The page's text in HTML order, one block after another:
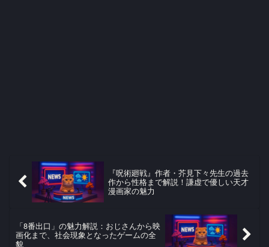
『呪術廻戦』作者・芥見下々先生の過去
作から性格まで解説！謙虚で優しい天才
漫画家の魅力
「8番出口」の魅力解説：おじさんから映
画化まで、社会現象となったゲームの全
貌